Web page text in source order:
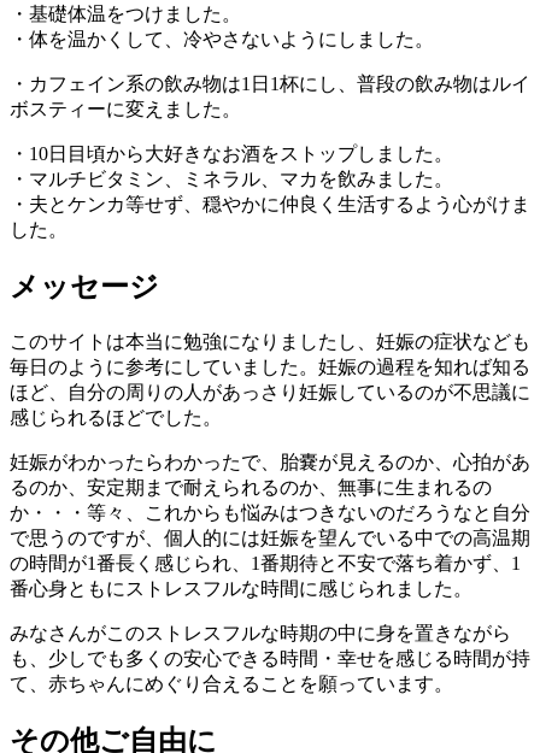
・基礎体温をつけました。
・体を温かくして、冷やさないようにしました。
・カフェイン系の飲み物は1日1杯にし、普段の飲み物はルイ
ボスティーに変えました。
・10日目頃から大好きなお酒をストップしました。
・マルチビタミン、ミネラル、マカを飲みました。
・夫とケンカ等せず、穏やかに仲良く生活するよう心がけま
した。
メッセージ
このサイトは本当に勉強になりましたし、妊娠の症状なども
毎日のように参考にしていました。妊娠の過程を知れば知る
ほど、自分の周りの人があっさり妊娠しているのが不思議に
感じられるほどでした。
妊娠がわかったらわかったで、胎嚢が見えるのか、心拍があ
るのか、安定期まで耐えられるのか、無事に生まれるの
か・・・等々、これからも悩みはつきないのだろうなと自分
で思うのですが、個人的には妊娠を望んでいる中での高温期
の時間が1番長く感じられ、1番期待と不安で落ち着かず、1
番心身ともにストレスフルな時間に感じられました。
みなさんがこのストレスフルな時期の中に身を置きながら
も、少しでも多くの安心できる時間・幸せを感じる時間が持
て、赤ちゃんにめぐり合えることを願っています。
その他ご自由に